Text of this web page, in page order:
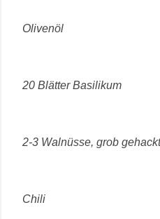
Olivenöl
20 Blätter Basilikum
2-3 Walnüsse, grob gehackt
Chili